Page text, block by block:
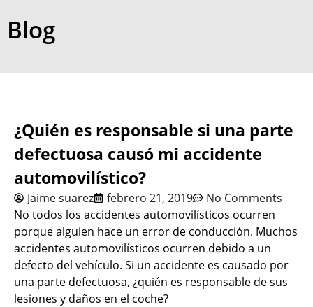
Blog
¿Quién es responsable si una parte
defectuosa causó mi accidente
automovilístico?
Jaime suarez febrero 21, 2019
No Comments
No todos los accidentes automovilísticos ocurren
porque alguien hace un error de conducción. Muchos
accidentes automovilísticos ocurren debido a un
defecto del vehículo. Si un accidente es causado por
una parte defectuosa, ¿quién es responsable de sus
lesiones y daños en el coche?